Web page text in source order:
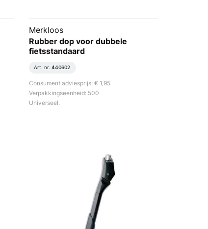
Merkloos
Rubber dop voor dubbele
fietsstandaard
Art. nr.440602
Consument adviesprijs: € 1,95
Verpakkingseenheid: 500
Universeel.